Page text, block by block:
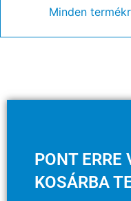
Minden
PONT ERRE
KOSÁRBA